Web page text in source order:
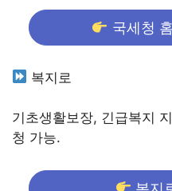
국세청
복지로
기초생활보장, 긴급복지
청 가능.